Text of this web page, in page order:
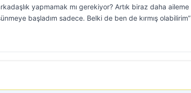
yapmamak mı gerekiyor? Artık biraz daha aileme
başladım sadece. Belki de ben de kırmış olabilirim”